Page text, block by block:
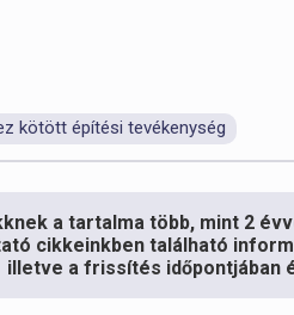
kötött építési tevékenység
a tartalma több, mint 2
cikkeinkben található
illetve a frissítés időpontjában